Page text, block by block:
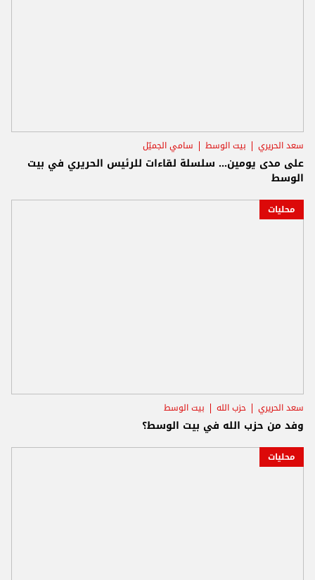
سعد الحريري بيت الوسط سامي الجميّل
على مدى يومين... سلسلة لقاءات للرئيس الحريري في بيت
الوسط
محليات
سعد الحريري حزب الله بيت الوسط
وفد من حزب الله في بيت الوسط؟
محليات